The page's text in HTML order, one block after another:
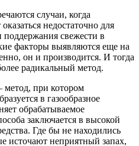
случаи, когда
недостаточно для
свежести в
факторы выявляются еще на
он и производится. И тогда
радикальный метод.
метод, при котором
в газообразное
обрабатываемое
заключается в высокой
Где бы не находились
источают неприятный запах,